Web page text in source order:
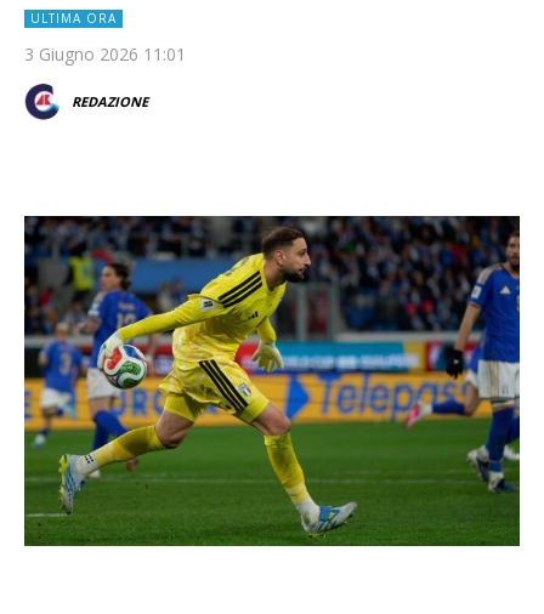
ULTIMA ORA
3 Giugno 2026 11:01
REDAZIONE